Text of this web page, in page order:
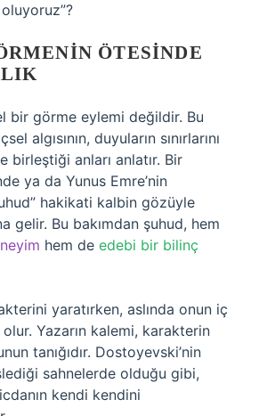
ÖTESINDE
bir görme eylemi değildir. Bu
algısının, duyuların sınırlarını
birleştiği anları anlatır. Bir
ya da Yunus Emre’nin
hakikati kalbin gözüyle
gelir. Bu bakımdan şuhud, hem
hem de edebi bir bilinç
yaratırken, aslında onun iç
Yazarın kalemi, karakterin
tanığıdır. Dostoyevski’nin
sahnelerde olduğu gibi,
kendi kendini